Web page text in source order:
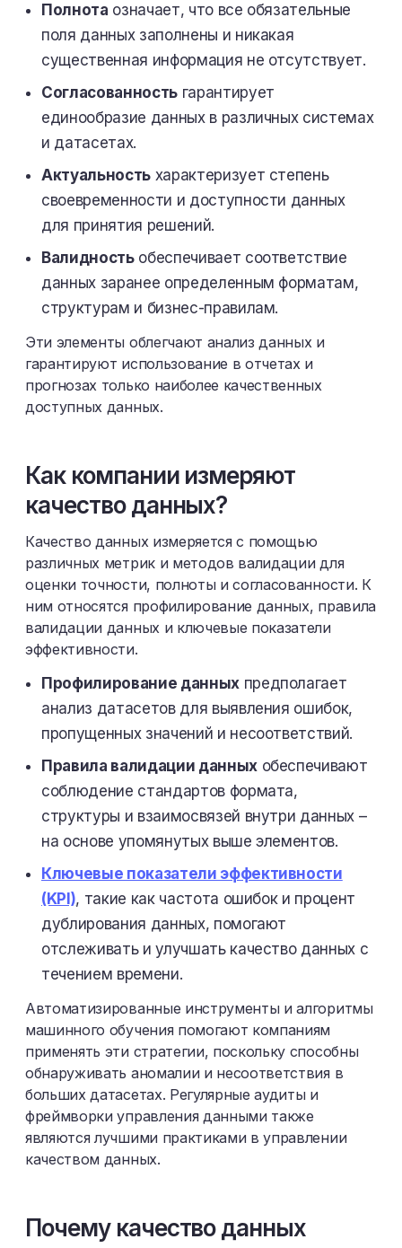
Полнота означает, что все обязательные
поля данных заполнены и никакая
существенная информация не отсутствует.
Согласованностьгарантирует
единообразие данных в различных системах
и датасетах.
Актуальностьхарактеризует степень
своевременности и доступности данных
для принятия решений.
Валидностьобеспечивает соответствие
данных заранее определенным форматам,
структурам и бизнес-правилам.
Эти элементы облегчают анализ данных и
гарантируют использование в отчетах и
прогнозах только наиболее качественных
доступных данных.
Как компании измеряют
качество данных?
Качество данных измеряется с помощью
различных метрик и методов валидации для
оценки точности, полноты и согласованности. К
ним относятся профилирование данных, правила
валидации данных и ключевые показатели
эффективности.
Профилирование данныхпредполагает
анализ датасетов для выявления ошибок,
пропущенных значений и несоответствий.
Правила валидации данныхобеспечивают
соблюдение стандартов формата,
структуры и взаимосвязей внутри данных –
на основе упомянутых выше элементов.
Ключевые показатели эффективности
(KPI), такие как частота ошибок и процент
дублирования данных, помогают
отслеживать и улучшать качество данных с
течением времени.
Автоматизированные инструменты и алгоритмы
машинного обучения помогают компаниям
применять эти стратегии, поскольку способны
обнаруживать аномалии и несоответствия в
больших датасетах. Регулярные аудиты и
фреймворки управления данными также
являются лучшими практиками в управлении
качеством данных.
Почему качество данных